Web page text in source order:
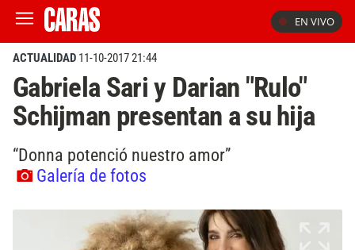
EN VIVO
ACTUALIDAD 11-10-2017 21:44
Gabriela Sari y Darian "Rulo"
Schijman presentan a su hija
“Donna potenció nuestro amor”
Galería de fotos